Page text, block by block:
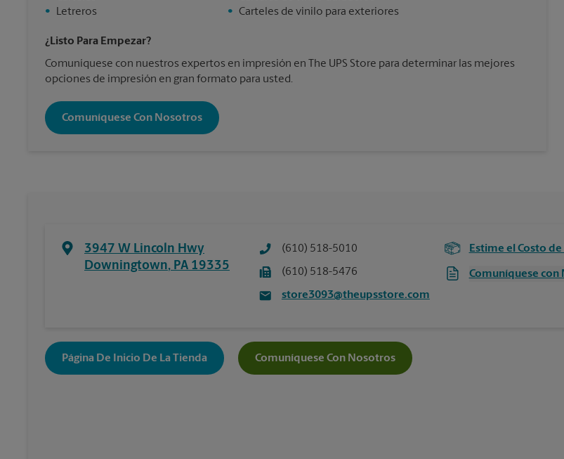
•
Letreros
• Carteles de vinilo para exteriores
¿Listo Para Empezar?
Comuníquese con nuestros expertos en impresión en The UPS Store para determinar las mejores
opciones de impresión en gran formato para usted.
Comuníquese Con Nosotros
3947 W Lincoln Hwy
Downingtown, PA 19335
(610) 518-5010
(610) 518-5476
store3093@theupsstore.com
Estime el Costo
Comuníquese con
Página De Inicio De La Tienda Comuníquese Con Nosotros